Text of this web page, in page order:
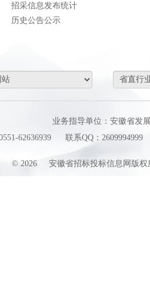
招采信息发布统计
历史公告公示
业务指导单位：安徽省发
62636939
联系QQ：2609994999
© 2026 安徽省招标投标信息网版